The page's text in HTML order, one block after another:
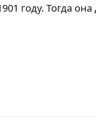
году. Тогда